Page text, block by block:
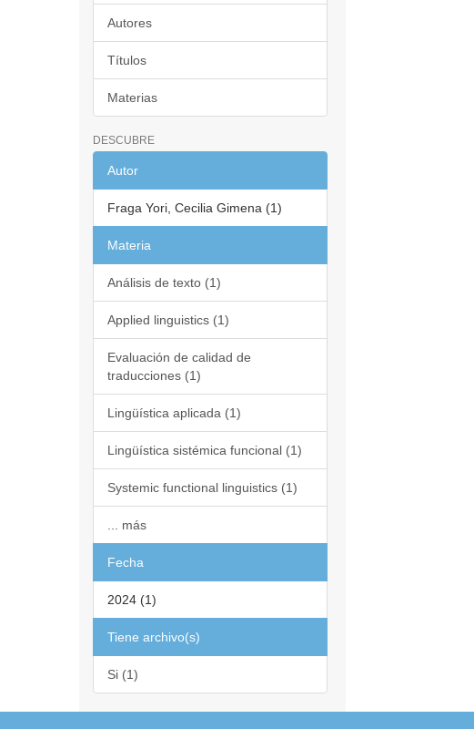
Autores
Títulos
Materias
DESCUBRE
Autor
Fraga Yori, Cecilia Gimena (1)
Materia
Análisis de texto (1)
Applied linguistics (1)
Evaluación de calidad de
traducciones (1)
Lingüística aplicada (1)
Lingüística sistémica funcional (1)
Systemic functional linguistics (1)
... más
Fecha
2024 (1)
Tiene archivo(s)
Si (1)